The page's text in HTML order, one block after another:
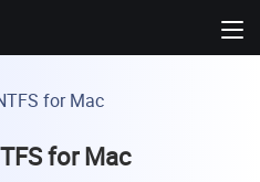
for Mac
for Mac